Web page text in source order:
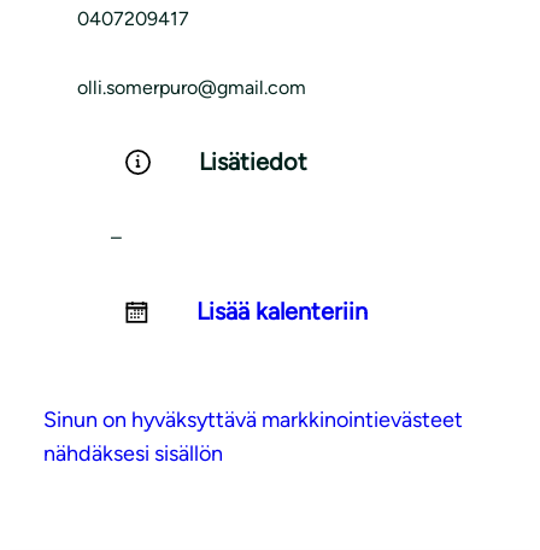
0407209417
olli.somerpuro@gmail.com
Lisätiedot
–
Lisää kalenteriin
Sinun on hyväksyttävä markkinointievästeet
nähdäksesi sisällön